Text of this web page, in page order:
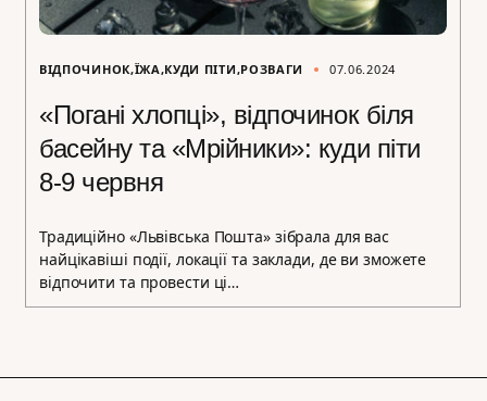
ВІДПОЧИНОК ЇЖА КУДИ ПІТИ РОЗВАГИ 07.06.2024
«Погані хлопці», відпочинок біля
басейну та «Мрійники»: куди піти
8-9 червня
Традиційно «Львівська Пошта» зібрала для вас
найцікавіші події, локації та заклади, де ви зможете
відпочити та провести ці…